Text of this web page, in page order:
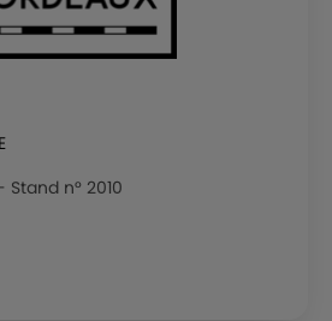
Stand n° 2010